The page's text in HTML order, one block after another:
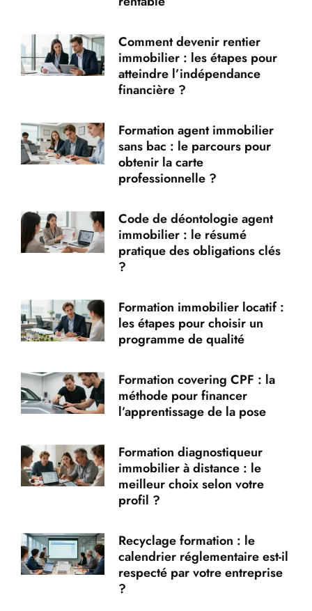
Comment devenir rentier
immobilier : les étapes pour
atteindre l’indépendance
financière ?
Formation agent immobilier
sans bac : le parcours pour
obtenir la carte
professionnelle ?
Code de déontologie agent
immobilier : le résumé
pratique des obligations clés
?
Formation immobilier locatif :
les étapes pour choisir un
programme de qualité
Formation covering CPF : la
méthode pour financer
l’apprentissage de la pose
Formation diagnostiqueur
immobilier à distance : le
meilleur choix selon votre
profil ?
Recyclage formation : le
calendrier réglementaire est-il
respecté par votre entreprise
?